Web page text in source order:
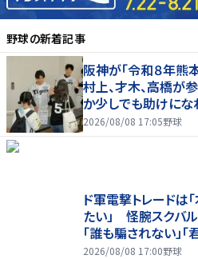
野球の新着記事
阪神が「令和８年
村上、才木、高橋
か少しでも助けにな
2026/08/08 17:05野球
ド軍電撃トレードは
たい」 怪腕スクバ
「誰も騙されない」
2026/08/08 17:00野球